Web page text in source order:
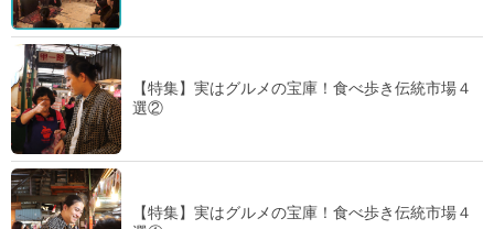
【特集】実はグルメの宝庫！食べ歩き伝統市場４
選②
【特集】実はグルメの宝庫！食べ歩き伝統市場４